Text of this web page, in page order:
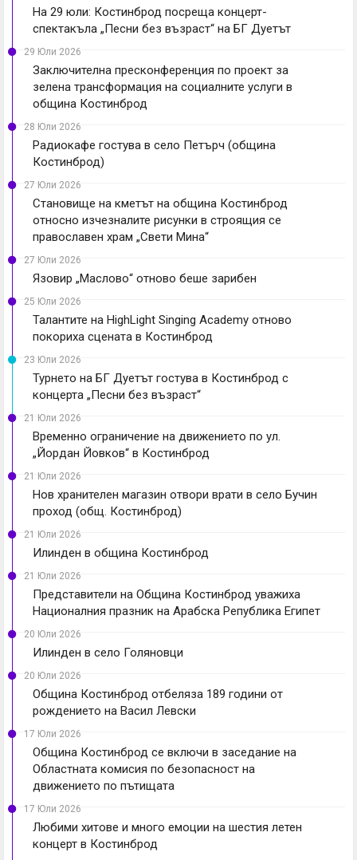
На 29 юли: Костинброд посреща концерт-
спектакъла „Песни без възраст“ на БГ Дуетът
29 Юли 2026
Заключителна пресконференция по проект за
зелена трансформация на социалните услуги в
община Костинброд
28 Юли 2026
Радиокафе гостува в село Петърч (община
Костинброд)
27 Юли 2026
Становище на кметът на община Костинброд
относно изчезналите рисунки в строящия се
православен храм „Свети Мина“
27 Юли 2026
Язовир „Маслово“ отново беше зарибен
25 Юли 2026
Талантите на HighLight Singing Academy отново
покориха сцената в Костинброд
23 Юли 2026
Турнето на БГ Дуетът гостува в Костинброд с
концерта „Песни без възраст“
21 Юли 2026
Временно ограничение на движението по ул.
„Йордан Йовков“ в Костинброд
21 Юли 2026
Нов хранителен магазин отвори врати в село Бучин
проход (общ. Костинброд)
21 Юли 2026
Илинден в община Костинброд
21 Юли 2026
Представители на Община Костинброд уважиха
Националния празник на Арабска Република Египет
20 Юли 2026
Илинден в село Голяновци
20 Юли 2026
Община Костинброд отбеляза 189 години от
рождението на Васил Левски
17 Юли 2026
Община Костинброд се включи в заседание на
Областната комисия по безопасност на
движението по пътищата
17 Юли 2026
Любими хитове и много емоции на шестия летен
концерт в Костинброд